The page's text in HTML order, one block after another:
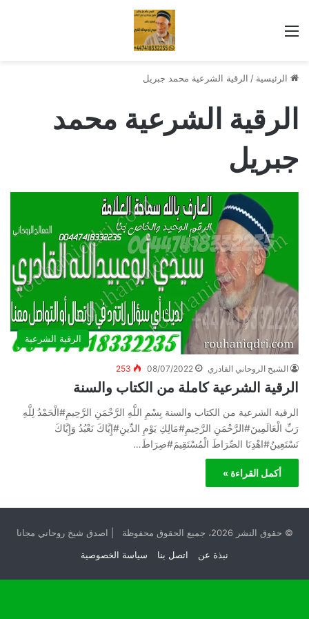
القائمة
الرئيسية / الرقية الشرعية محمد جبريل
الرقية الشرعية محمد
جبريل
الرقية الشرعية
الشيخ الروحاني القادري 08/07/2022
253
الرقية الشرعية كاملة من الكتاب والسنة
الرقية الشرعية من الكتاب والسنة بِسْمِ اللَّهِ الرَّحْمَنِ الرَّحِيمِ#الْحَمْدُ لِلَّهِ
رَبِّ الْعَالَمِينَ#الرَّحْمَنِ الرَّحِيمِ#مَالِكِ يَوْمِ الدِّينِ#إِيَّاكَ نَعْبُدُ وَإِيَّاكَ
نَسْتَعِينُ#اهْدِنَا الصِّرَاطَ الْمُسْتَقِيمَ#صِرَاطَ…
أكمل القراءة »
© حقوق النشر 2026، جميع الحقوق محفوظة | اصدق شيخ روحاني مجانا
نبذة عن
اتصل بنا سياسة الخصوصية